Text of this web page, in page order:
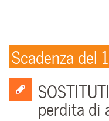
Scadenza del
perdita di